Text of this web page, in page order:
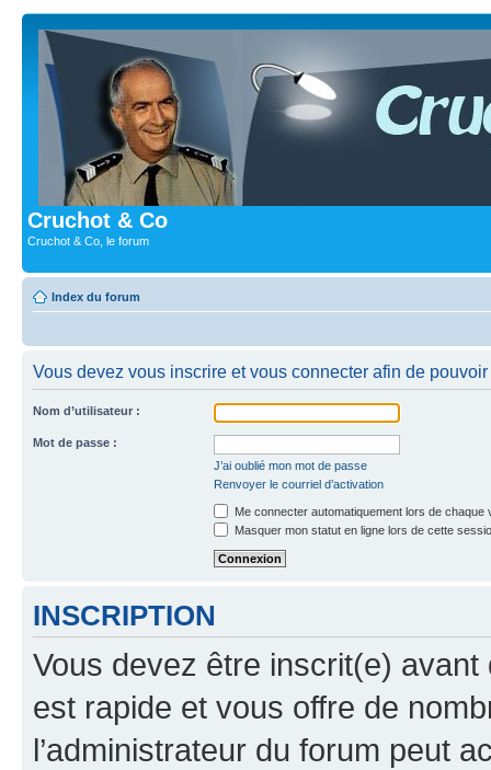
Cruchot & Co
Cruchot & Co, le forum
Index du forum
Vous devez vous inscrire et vous connecter afin de
Nom d’utilisateur :
Mot de passe :
J’ai oublié mon mot de passe
Renvoyer le courriel d’activation
Me connecter automatiquement lors de chaque
Masquer mon statut en ligne lors de cette
INSCRIPTION
Vous devez être inscrit(e) avant
est rapide et vous offre de
l’administrateur du forum peut